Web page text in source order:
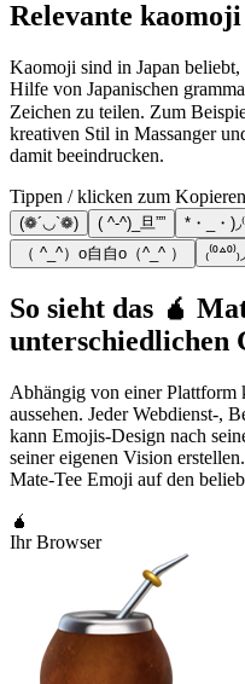
Relevante kaomoji
Kaomoji sind in Japan
Hilfe von Japanischen
Zeichen zu teilen. Zum
kreativen Stil in Massanger
damit beeindrucken.
Tippen / klicken zum
(❁´◡`❁) ( ^-^)_旦””
*・_・
（ ^_^）o自自o（^_^ ）
So sieht das 🧉
unterschiedlichen
Abhängig von einer Plattform
aussehen. Jeder Webdienst-,
kann Emojis-Design nach
seiner eigenen Vision
Mate-Tee Emoji auf den
🧉
Ihr Browser